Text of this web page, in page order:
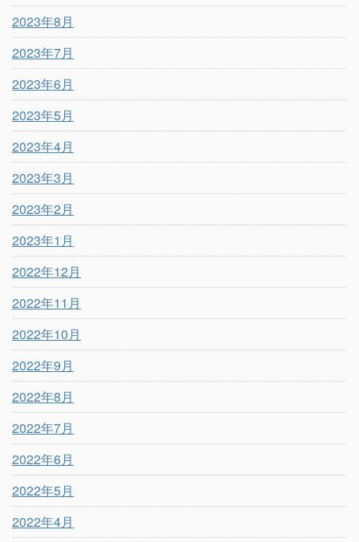
2023年8月
2023年7月
2023年6月
2023年5月
2023年4月
2023年3月
2023年2月
2023年1月
2022年12月
2022年11月
2022年10月
2022年9月
2022年8月
2022年7月
2022年6月
2022年5月
2022年4月